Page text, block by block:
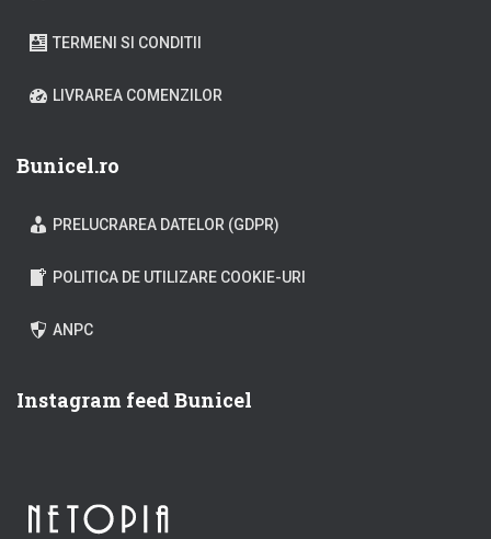
TERMENI SI CONDITII
LIVRAREA COMENZILOR
Bunicel.ro
PRELUCRAREA DATELOR (GDPR)
POLITICA DE UTILIZARE COOKIE-URI
ANPC
Instagram feed Bunicel